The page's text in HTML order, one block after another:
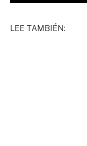
LEE TAMBIÉN: